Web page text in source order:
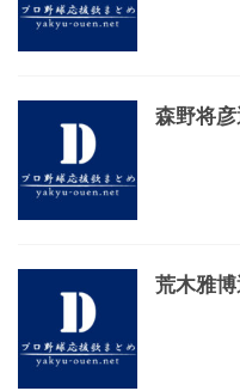
森野将
荒木雅